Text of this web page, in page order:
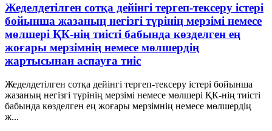
Жеделдетілген сотқа дейінгі тергеп-тексеру істері
бойынша жазаның негізгі түрінің мерзімі немесе
мөлшері ҚК-нің тиісті бабында көзделген ең
жоғары мерзімнің немесе мөлшердің
жартысынан аспауға тиіс
Жеделдетілген сотқа дейінгі тергеп-тексеру істері бойынша
жазаның негізгі түрінің мерзімі немесе мөлшері ҚК-нің тиісті
бабында көзделген ең жоғары мерзімнің немесе мөлшердің
ж...